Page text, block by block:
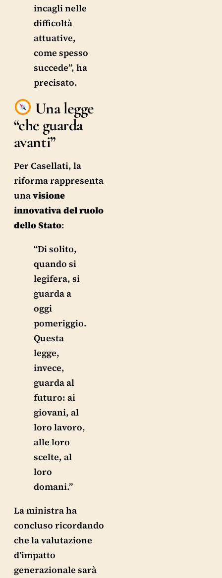
incagli nelle
difficoltà
attuative,
come spesso
succede”, ha
precisato.
Una legge
“che guarda
avanti”
Per Casellati, la
riforma rappresenta
unavisione
innovativa del ruolo
dello Stato:
“Di solito,
quando si
legifera, si
guarda a
oggi
pomeriggio.
Questa
legge,
invece,
guarda al
futuro: ai
giovani, al
loro lavoro,
alle loro
scelte, al
loro
domani.”
La ministra ha
concluso ricordando
che la valutazione
d’impatto
generazionale sarà